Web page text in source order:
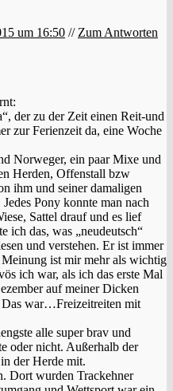
um 16:50 // Zum Antworten
der zu der Zeit einen Reit-und
zur Ferienzeit da, eine Woche
Norweger, ein paar Mixe und
Herden, Offenstall bzw
ihm und seiner damaligen
Pony konnte man nach
Sattel drauf und es lief
ich das, was „neudeutsch“
und verstehen. Er ist immer
ist mir mehr als wichtig
ich war, als ich das erste Mal
auf meiner Dicken
war…Freizeitreiten mit
alle super brav und
oder nicht. Außerhalb der
der Herde mit.
Dort wurden Trackehner